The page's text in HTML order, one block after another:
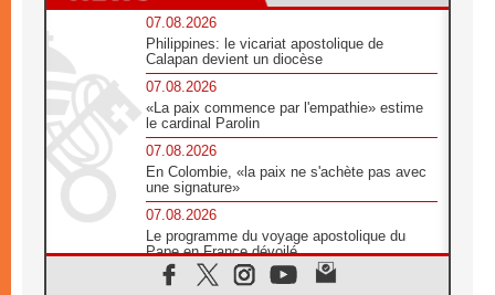
07.08.2026
Philippines: le vicariat apostolique de
Calapan devient un diocèse
07.08.2026
«La paix commence par l'empathie» estime
le cardinal Parolin
07.08.2026
En Colombie, «la paix ne s'achète pas avec
une signature»
07.08.2026
Le programme du voyage apostolique du
Pape en France dévoilé
07.08.2026